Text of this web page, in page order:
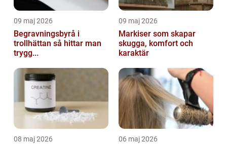
09 maj 2026
Begravningsbyrå i
trollhättan så hittar man
trygg...
09 maj 2026
Markiser som skapar
skugga, komfort och
karaktär
08 maj 2026 06 maj 2026